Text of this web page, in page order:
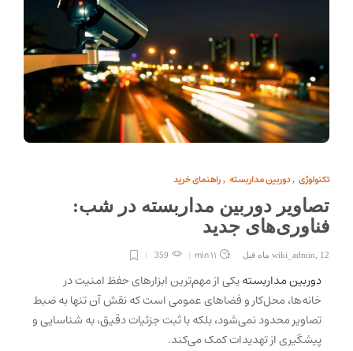
تکنولوژی ,دوربین مداربسته , راهنمای خرید
تصاویر دوربین مداربسته در شب:
فناوری‌های جدید
wiki_admin 12 ماه قبل 11 min
359
دوربین مداربستهیکی از مهم‌ترین ابزارهای حفظ امنیت در
خانه‌ها، محل‌کار و فضاهای عمومی است که نقش آن تنها به ضبط
تصاویر محدود نمی‌شود، بلکه با ثبت جزئیات دقیق، به شناسایی و
پیشگیری از تهدیدات کمک می‌کند.